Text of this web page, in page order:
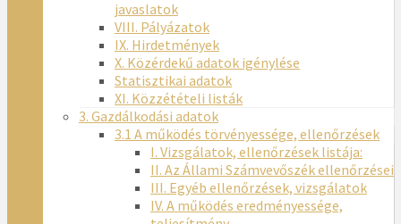
javaslatok
VIII. Pályázatok
IX. Hirdetmények
X. Közérdekű adatok igénylése
Statisztikai adatok
XI. Közzétételi listák
3. Gazdálkodási adatok
3.1 A működés törvényessége, ellenőrzések
I. Vizsgálatok, ellenőrzések listája:
II. Az Állami Számvevőszék ellenőrzései
III. Egyéb ellenőrzések, vizsgálatok
IV. A működés eredményessége,